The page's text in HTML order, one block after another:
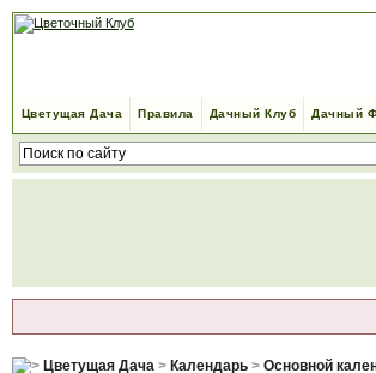
Цветущая Дача Правила Дачный Клуб Дачный
Цветущая Дача> Календарь> Основной